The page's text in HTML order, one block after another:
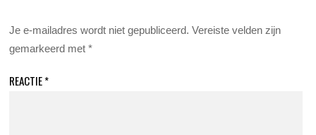
Je e-mailadres wordt niet gepubliceerd. Vereiste velden zijn
gemarkeerd met*
REACTIE*